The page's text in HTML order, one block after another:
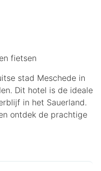
fietsen
stad Meschede in
Dit hotel is de ideale
in het Sauerland.
ontdek de prachtige